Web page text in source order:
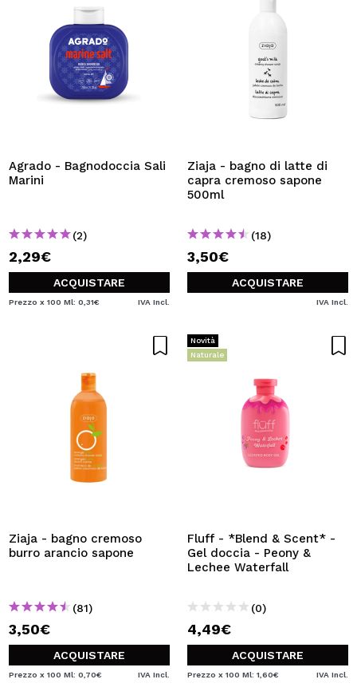
Agrado - Bagnodoccia Sali
Marini
(2)
2,29€
ACQUISTARE
Prezzo x 100 Ml: 0,31€ IVA Incl.
Ziaja - bagno di latte di
capra cremoso sapone
500ml
(18)
3,50€
ACQUISTARE
IVA Incl.
Ziaja - bagno cremoso
burro arancio sapone
(81)
3,50€
ACQUISTARE
Prezzo x 100 Ml: 0,70€ IVA Incl.
Novità
Naturale
Fluff - *Blend & Scent* -
Gel doccia - Peony &
Lechee Waterfall
(0)
4,49€
ACQUISTARE
Prezzo x 100 Ml: 1,60€ IVA Incl.